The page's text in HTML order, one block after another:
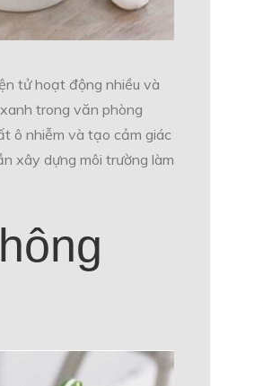
tử hoạt động nhiều và
trong văn phòng
ô nhiễm và tạo cảm giác
xây dựng môi trường làm